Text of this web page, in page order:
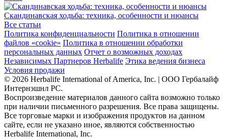
Скандинавская ходьба: техника, особенности и нюансы
Все статьи
Политика конфиденциальности Политика в отношении
файлов «cookie» Политика в отношении обработки
персональных данных Отчет о возможных доходах
Независимых Партнеров Herbalife Этика ведения бизнеса
Условия продажи
© 2026 Herbalife International of America, Inc. | ООО Гербалайф
Интернэшнл РС.
Воспроизведение материалов данного сайта возможно только
при наличии письменного разрешения. Все права защищены.
Все торговые марки и изображения продуктов на данном
сайте, если не указано иное, являются собственностью
Herbalife International, Inc.